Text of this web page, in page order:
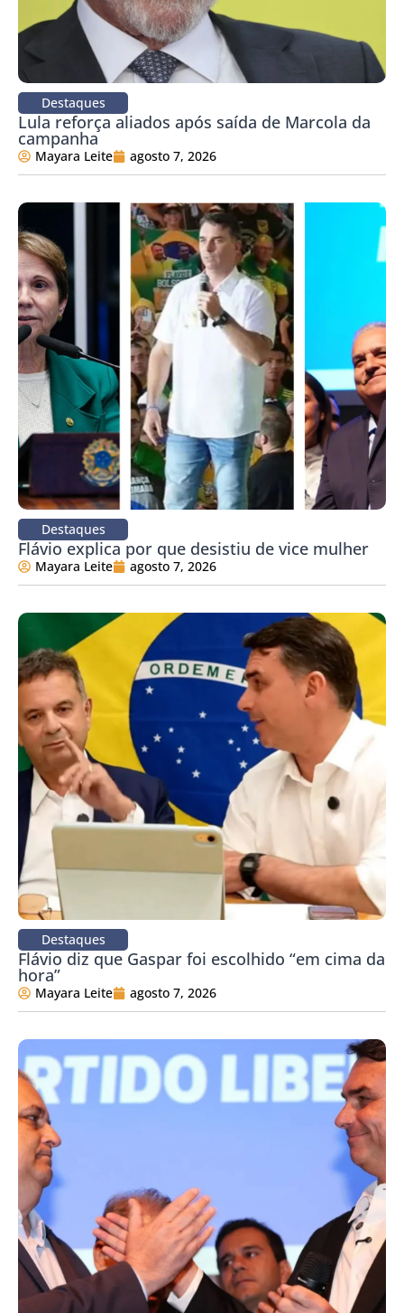
Destaques
Lula reforça aliados após saída de Marcola da
campanha
Mayara Leite agosto 7, 2026
Destaques
Flávio explica por que desistiu de vice mulher
Mayara Leite agosto 7, 2026
Destaques
Flávio diz que Gaspar foi escolhido “em cima da
hora”
Mayara Leite agosto 7, 2026